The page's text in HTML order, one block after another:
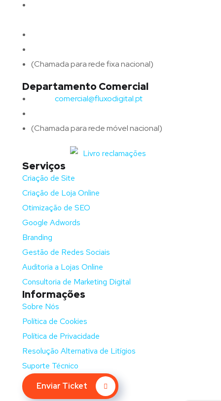
(Chamada para rede fixa nacional)
Departamento Comercial
comercial@fluxodigital.pt
(Chamada para rede móvel nacional)
Serviços
Criação de Site
Criação de Loja Online
Otimização de SEO
Google Adwords
Branding
Gestão de Redes Sociais
Auditoria a Lojas Online
Consultoria de Marketing Digital
Informações
Sobre Nós
Política de Cookies
Política de Privacidade
Resolução Alternativa de Litígios
Suporte Técnico
Enviar Ticket